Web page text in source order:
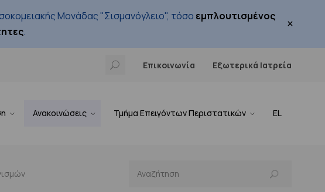
Μονάδας "Σισμανόγλειο", τόσο εμπλουτισμένος
. ×
Επικοινωνία Εξωτερικά Ιατρεία
Ανακοινώσεις Τμήμα Επειγόντων Περιστατικών EL